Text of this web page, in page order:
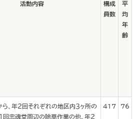
活動内容
構成
員数
平
均
年
齢
、年２回それぞれの地区内３ヶ所の
回忠魂堂周辺の除草作業の他、年２
417 76